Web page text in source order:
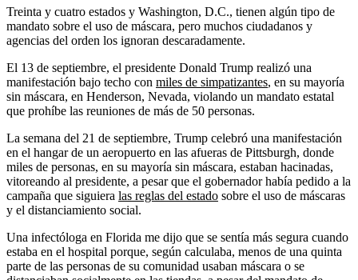
Treinta y cuatro estados y Washington, D.C., tienen algún tipo de
mandato sobre el uso de máscara, pero muchos ciudadanos y
agencias del orden los ignoran descaradamente.
El 13 de septiembre, el presidente Donald Trump realizó una
manifestación bajo techo con miles de simpatizantes, en su mayoría
sin máscara, en Henderson, Nevada, violando un mandato estatal
que prohíbe las reuniones de más de 50 personas.
La semana del 21 de septiembre, Trump celebró una manifestación
en el hangar de un aeropuerto en las afueras de Pittsburgh, donde
miles de personas, en su mayoría sin máscara, estaban hacinadas,
vitoreando al presidente, a pesar que el gobernador había pedido a la
campaña que siguiera las reglas del estado sobre el uso de máscaras
y el distanciamiento social.
Una infectóloga en Florida me dijo que se sentía más segura cuando
estaba en el hospital porque, según calculaba, menos de una quinta
parte de las personas de su comunidad usaban máscara o se